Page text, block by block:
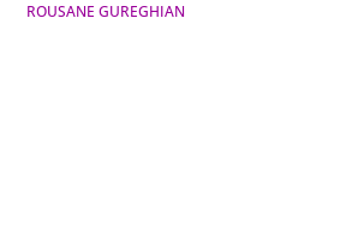
ROUSANE GUREGHIAN